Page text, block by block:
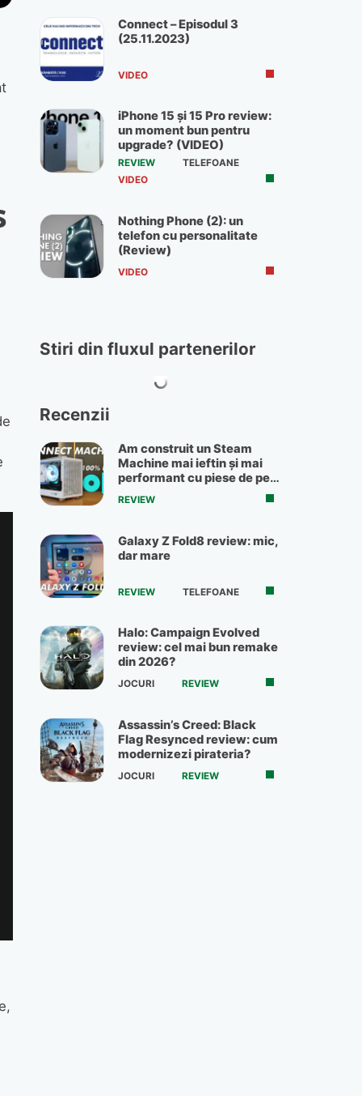
Connect – Episodul 3
(25.11.2023)
VIDEO
iPhone 15 și 15 Pro review:
un moment bun pentru
upgrade? (VIDEO)
REVIEW
TELEFOANE
VIDEO
Nothing Phone (2): un
telefon cu personalitate
(Review)
VIDEO
Stiri din fluxul partenerilor
Recenzii
Am construit un Steam
Machine mai ieftin și mai
performant cu piese de pe
OLX
REVIEW
Galaxy Z Fold8 review: mic,
dar mare
REVIEW TELEFOANE
Halo: Campaign Evolved
review: cel mai bun remake
din 2026?
JOCURI REVIEW
Assassin’s Creed: Black
Flag Resynced review: cum
modernizezi pirateria?
JOCURI REVIEW